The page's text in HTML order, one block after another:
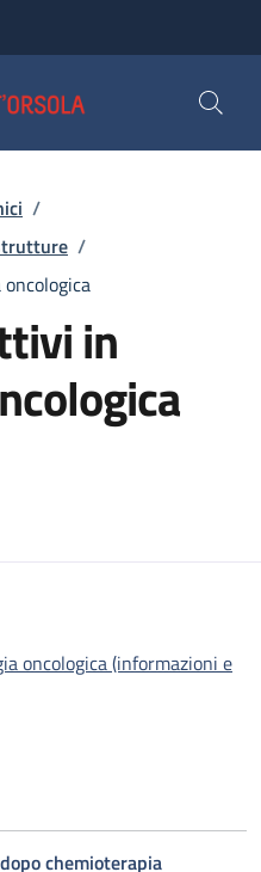
/
/
in
oncologica (informazioni e
chemioterapia